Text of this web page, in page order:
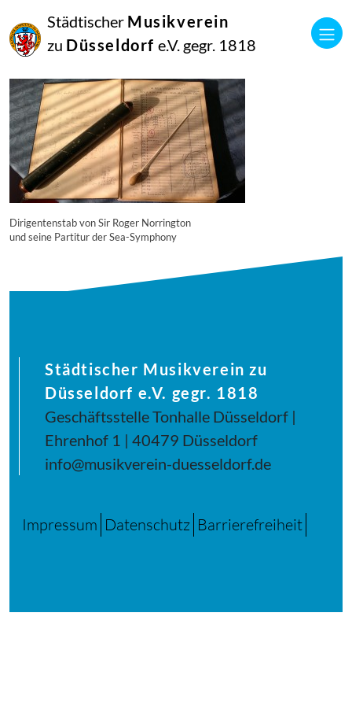
Städtischer Musikverein
zu Düsseldorf e.V. gegr. 1818
September
2014
Manfred Hill
Dirigentenstab von Sir Roger Norrington
und seine Partitur der Sea-Symphony
Städtischer Musikverein zu
Düsseldorf e.V. gegr. 1818
Geschäftsstelle Tonhalle Düsseldorf |
Ehrenhof 1 | 40479 Düsseldorf
info@musikverein-duesseldorf.de
Impressum Datenschutz Barrierefreiheit